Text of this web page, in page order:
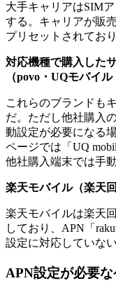
大手キャリアはSIM
する。キャリアが販
プリセットされてお
対応機種で購入した
（povo・UQモバイ
これらのブランドも
だ。ただし他社購入
動設定が必要になる
ページでは「UQ
他社購入端末では手
楽天モバイル（楽天
楽天モバイルは楽天
しており、APN「
設定に対応していな
APN設定が必要な